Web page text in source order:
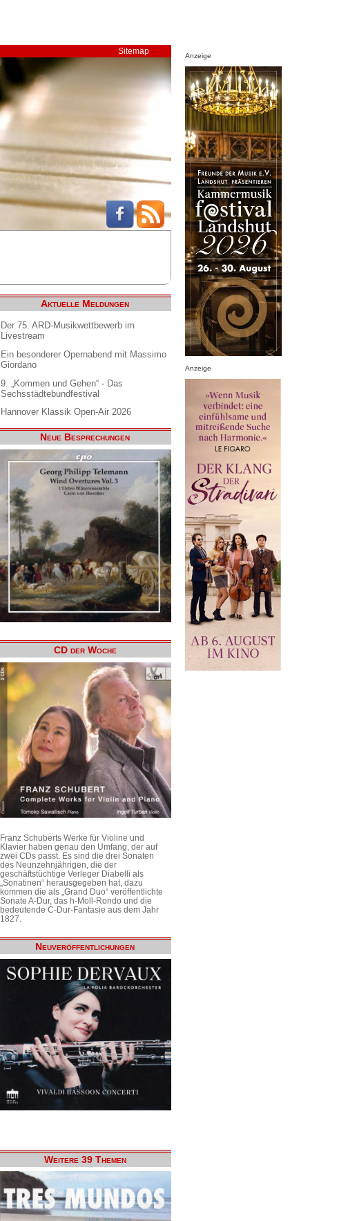
Sitemap
Aktuelle Meldungen
Der 75. ARD-Musikwettbewerb im
Livestream
Ein besonderer Opernabend mit Massimo
Giordano
9. „Kommen und Gehen“ - Das
Sechsstädtebundfestival
Hannover Klassik Open-Air 2026
Neue Besprechungen
CD der Woche
Franz Schuberts Werke für Violine und
Klavier haben genau den Umfang, der auf
zwei CDs passt. Es sind die drei Sonaten
des Neunzehnjährigen, die der
geschäftstüchtige Verleger Diabelli als
„Sonatinen“ herausgegeben hat, dazu
kommen die als „Grand Duo“ veröffentlichte
Sonate A-Dur, das h-Moll-Rondo und die
bedeutende C-Dur-Fantasie aus dem Jahr
1827.
Neuveröffentlichungen
Weitere 39 Themen
Anzeige
Anzeige